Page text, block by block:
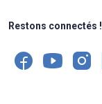
Restons connectés !